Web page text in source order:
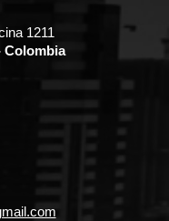
1211
Colombia